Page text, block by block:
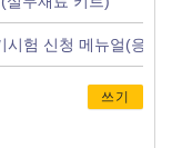
시험 신청 메뉴얼(응시
쓰기